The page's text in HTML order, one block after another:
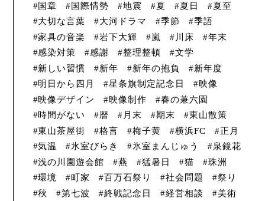
国章
国際情勢 地震 夏 夏日
夏至
大切な言葉
大河ドラマ 季節
季語
家具の音楽
岩下大輝 嵐 川床
年末
感染対策
感謝 整理整頓
文学
新しい習慣
新年 新年の抱負
新年度
明日から四月
星条旗制定記念日
映像
映像デザイン
映像制作
春の兼六園
時間がない
暦 月末 期末
東山散策
東山茶屋街
格言 梅子黄 横浜FC
正月
気温
氷室びらき 氷室まんじゅう
泉鏡花
浅の川園遊会館
燕 猛暑日 猫
珠洲
環境
町家 百万石祭り 社会問題
祭り
秋
第七波 終戦記念日 経営相談
美術